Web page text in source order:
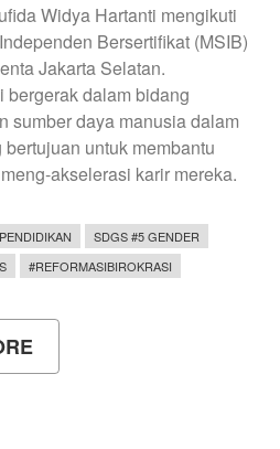
Widya Hartanti mengikuti
Bersertifikat (MSIB)
Jakarta Selatan.
bergerak dalam bidang
sumber daya manusia dalam
untuk membantu
akselerasi karir mereka.
SDGS #5 GENDER
#REFORMASIBIROKRASI
PERJALANAN